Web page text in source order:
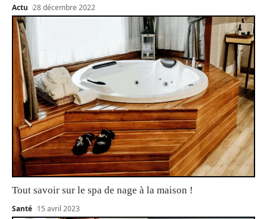
Actu 28 décembre 2022
Tout savoir sur le spa de nage à la maison !
Santé 15 avril 2023